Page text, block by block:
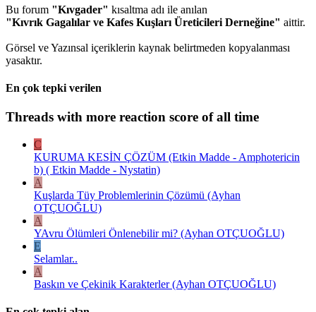
Bu forum "Kıvgader" kısaltma adı ile anılan
"Kıvrık Gagalılar ve Kafes Kuşları Üreticileri Derneğine" aittir.
Görsel ve Yazınsal içeriklerin kaynak belirtmeden kopyalanması
yasaktır.
En çok tepki verilen
Threads with more reaction score of all time
C
KURUMA KESİN ÇÖZÜM (Etkin Madde - Amphotericin
b) ( Etkin Madde - Nystatin)
A
Kuşlarda Tüy Problemlerinin Çözümü (Ayhan
OTÇUOĞLU)
A
YAvru Ölümleri Önlenebilir mi? (Ayhan OTÇUOĞLU)
E
Selamlar..
A
Baskın ve Çekinik Karakterler (Ayhan OTÇUOĞLU)